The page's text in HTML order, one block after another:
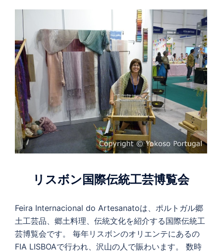
リスボン国際伝統工芸博覧会
Feira Internacional do Artesanatoは、ポルトガル郷
土工芸品、郷土料理、伝統文化を紹介する国際伝統工
芸博覧会です。 毎年リスボンのオリエンテにあるの
FIA LISBOAで行われ、沢山の人で賑わいます。 数時